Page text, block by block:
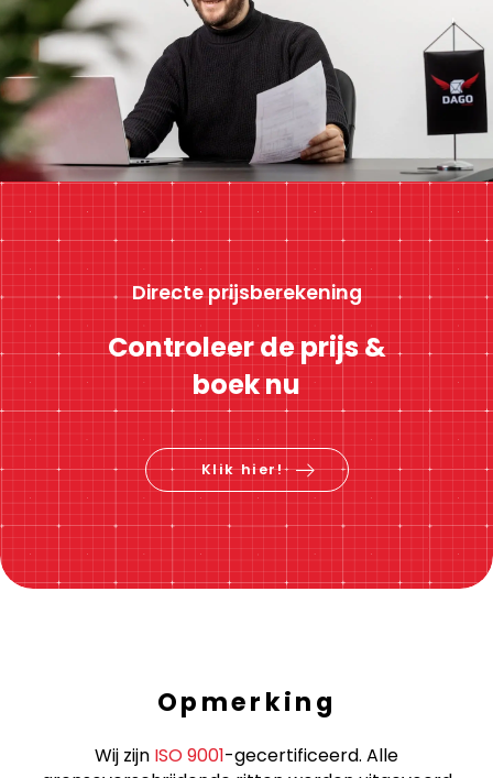
Directe prijsberekening
Controleer de prijs &
boek nu
Klik hier!
Opmerking
Wij zijn ISO 9001-gecertificeerd. Alle